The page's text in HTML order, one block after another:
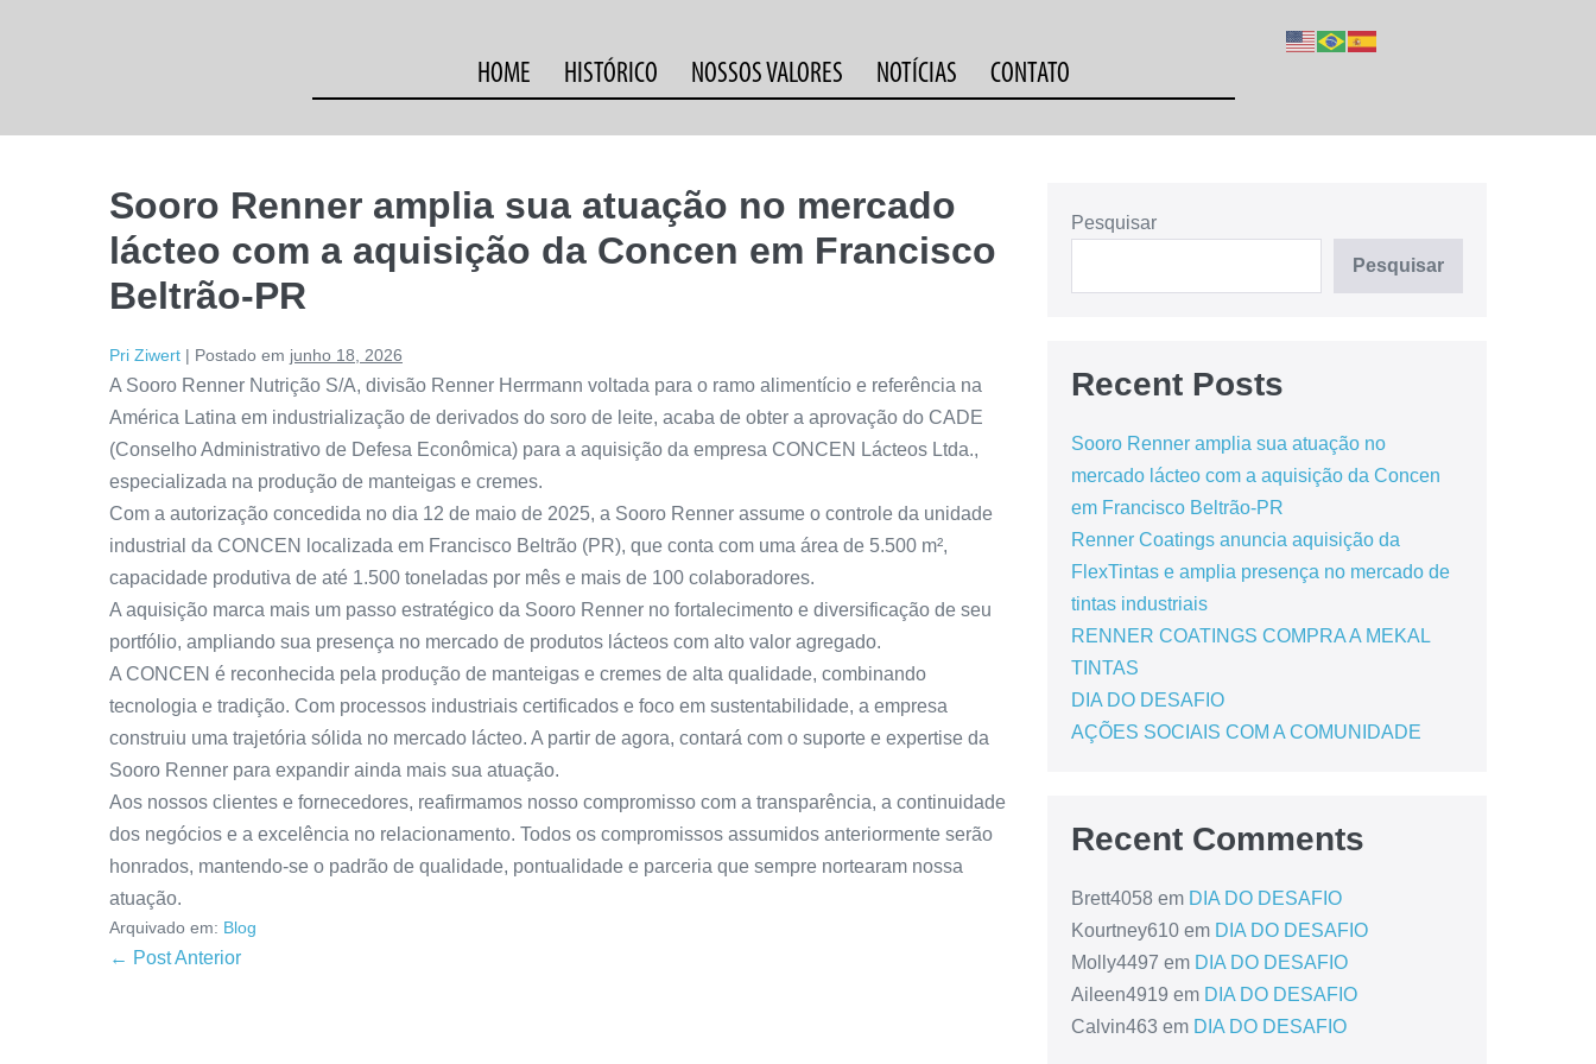
HOME HISTÓRICO NOSSOS VALORES NOTÍCIAS CONTATO
Sooro Renner amplia sua atuação no mercado
lácteo com a aquisição da Concen em Francisco
Beltrão-PR
Pri Ziwert | Postado em junho 18, 2026
A Sooro Renner Nutrição S/A, divisão Renner Herrmann voltada para o ramo alimentício e referência na
América Latina em industrialização de derivados do soro de leite, acaba de obter a aprovação do CADE
(Conselho Administrativo de Defesa Econômica) para a aquisição da empresa CONCEN Lácteos Ltda.,
especializada na produção de manteigas e cremes.
Com a autorização concedida no dia 12 de maio de 2025, a Sooro Renner assume o controle da unidade
industrial da CONCEN localizada em Francisco Beltrão (PR), que conta com uma área de 5.500 m²,
capacidade produtiva de até 1.500 toneladas por mês e mais de 100 colaboradores.
A aquisição marca mais um passo estratégico da Sooro Renner no fortalecimento e diversificação de seu
portfólio, ampliando sua presença no mercado de produtos lácteos com alto valor agregado.
A CONCEN é reconhecida pela produção de manteigas e cremes de alta qualidade, combinando
tecnologia e tradição. Com processos industriais certificados e foco em sustentabilidade, a empresa
construiu uma trajetória sólida no mercado lácteo. A partir de agora, contará com o suporte e expertise da
Sooro Renner para expandir ainda mais sua atuação.
Aos nossos clientes e fornecedores, reafirmamos nosso compromisso com a transparência, a continuidade
dos negócios e a excelência no relacionamento. Todos os compromissos assumidos anteriormente serão
honrados, mantendo-se o padrão de qualidade, pontualidade e parceria que sempre nortearam nossa
atuação.
Arquivado em: Blog
← Post Anterior
Pesquisar
Pesquisar
Recent Posts
Sooro Renner amplia sua atuação no
mercado lácteo com a aquisição da Concen
em Francisco Beltrão-PR
Renner Coatings anuncia aquisição da
FlexTintas e amplia presença no mercado de
tintas industriais
RENNER COATINGS COMPRA A MEKAL
TINTAS
DIA DO DESAFIO
AÇÕES SOCIAIS COM A COMUNIDADE
Recent Comments
Brett4058 em DIA DO DESAFIO
Kourtney610em DIA DO DESAFIO
Molly4497 em DIA DO DESAFIO
Aileen4919 em DIA DO DESAFIO
Calvin463 em DIA DO DESAFIO